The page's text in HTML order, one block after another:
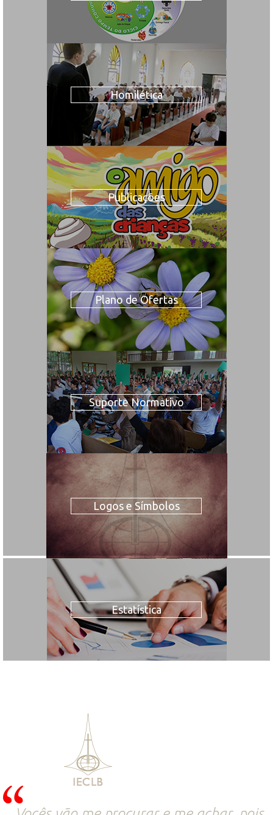
Homilética
Publicações
Plano de Ofertas
Suporte Normativo
Logos e Símbolos
Estatística